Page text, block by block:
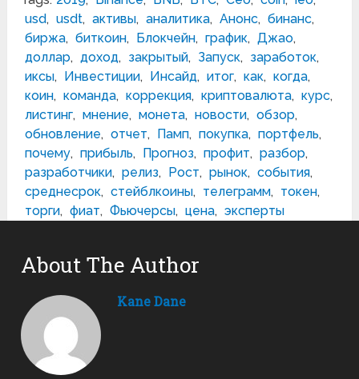
usd, usdt, активы, аналитика, Анонс, бинанс,
биржа, биткоин, Блокчейн, график, Джао,
доллар, доход, закрытый, Запуск, заработок,
иксы, Инвестиции, Инсайд, итог, как, когда,
коин, команда, коррекция, криптовалюта, курс,
листинг, мнение, монета, новости, обзор,
обновление, отчет, Памп, покупка, портфель,
почему, прибыль, Прогноз, профит, разбор,
разработчики, релиз, Рост, рынок, события,
среднесрок, стейблкоины, телеграмм, токен,
торги, фиат, Фьючерсы, цена, эксперты
About The Author
Kane Dane